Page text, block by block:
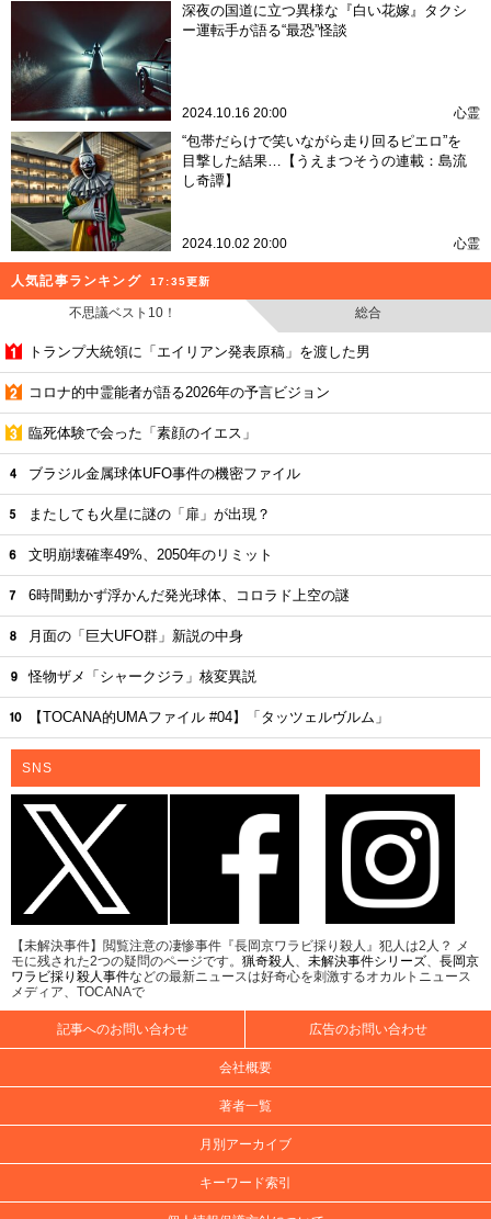
深夜の国道に立つ異様な『白い花嫁』タクシ
ー運転手が語る“最恐”怪談
2024.10.16 20:00 心霊
“包帯だらけで笑いながら走り回るピエロ”を
目撃した結果…【うえまつそうの連載：島流
し奇譚】
2024.10.02 20:00 心霊
人気記事ランキング 17:35更新
不思議ベスト10！ 総合
トランプ大統領に「エイリアン発表原稿」を渡した男
コロナ的中霊能者が語る2026年の予言ビジョン
臨死体験で会った「素顔のイエス」
ブラジル金属球体UFO事件の機密ファイル
またしても火星に謎の「扉」が出現？
文明崩壊確率49%、2050年のリミット
6時間動かず浮かんだ発光球体、コロラド上空の謎
月面の「巨大UFO群」新説の中身
怪物ザメ「シャークジラ」核変異説
【TOCANA的UMAファイル #04】「タッツェルヴルム」
SNS
【未解決事件】閲覧注意の凄惨事件『長岡京ワラビ採り殺人』犯人は2人？ メ
モに残された2つの疑問のページです。 猟奇殺人 未解決事件シリーズ
長岡京
ワラビ採り殺人事件などの最新ニュースは好奇心を刺激するオカルトニュース
メディア、TOCANAで
記事へのお問い合わせ 広告のお問い合わせ
会社概要
著者一覧
月別アーカイブ
キーワード索引